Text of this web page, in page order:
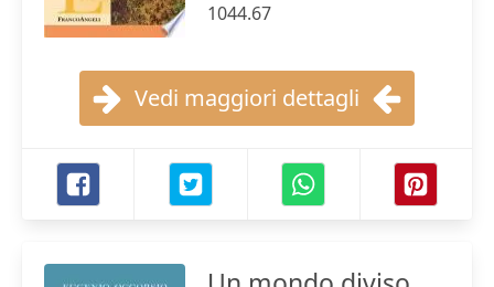
1044.67
Vedi maggiori dettagli